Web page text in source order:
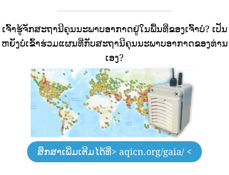
ເຈົ້າຮູ້ຈັກສະຖານີຄຸນນະພາບອາກາດຢູ່ໃນພື້ນທີ່ຂອງເຈົ້າບໍ? ເປັນ
ຫຍັງບໍ່ເຂົ້າຮ່ວມແຜນທີ່ກັບສະຖານີຄຸນນະພາບອາກາດຂອງທ່ານ
ເອງ?
ສຶກສາເພີ່ມເຕີມໄດ້ທີ່> aqicn.org/gaia/ <